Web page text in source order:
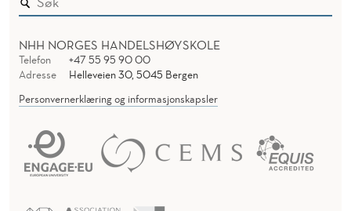
NHH NORGES HANDELSHØYSKOLE
Telefon
+47 55 95 90 00
Adresse
Helleveien 30, 5045 Bergen
Personvernerklæring og informasjonskapsler